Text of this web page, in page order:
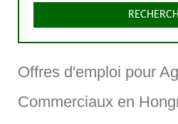
Offres d'emploi pour
Commerciaux en